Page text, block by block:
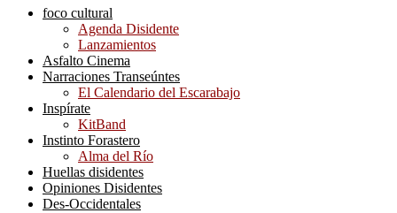
foco cultural
Agenda Disidente
Lanzamientos
Asfalto Cinema
Narraciones Transeúntes
El Calendario del Escarabajo
Inspírate
KitBand
Instinto Forastero
Alma del Río
Huellas disidentes
Opiniones Disidentes
Des-Occidentales